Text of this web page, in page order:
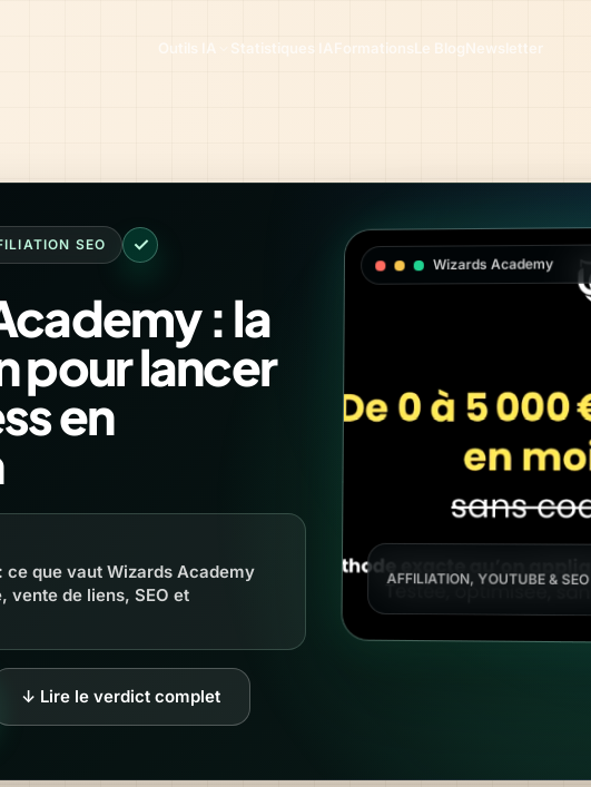
Outils IA Statistiques IA Formations Le BlogNewsletter
SEO ✓
: la
pour lancer
en
que vaut Wizards Academy
vente de liens, SEO et
↓ Lire le verdict complet
Wizards Academy
AFFILIATION, YOUTUBE & SEO